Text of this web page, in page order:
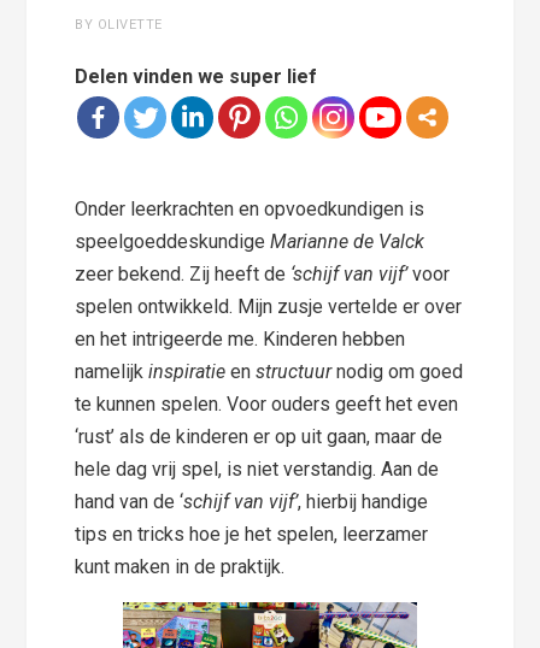
BY OLIVETTE
Delen vinden we super lief
Onder leerkrachten en opvoedkundigen is
speelgoeddeskundigeMarianne de Valck
zeer bekend. Zij heeft de ‘schijf van vijf’voor
spelen ontwikkeld. Mijn zusje vertelde er over
en het intrigeerde me. Kinderen hebben
namelijkinspiratie enstructuurnodig om goed
te kunnen spelen. Voor ouders geeft het even
‘rust’ als de kinderen er op uit gaan, maar de
hele dag vrij spel, is niet verstandig. Aan de
hand van de ‘schijf van vijf’, hierbij handige
tips en tricks hoe je het spelen, leerzamer
kunt maken in de praktijk.